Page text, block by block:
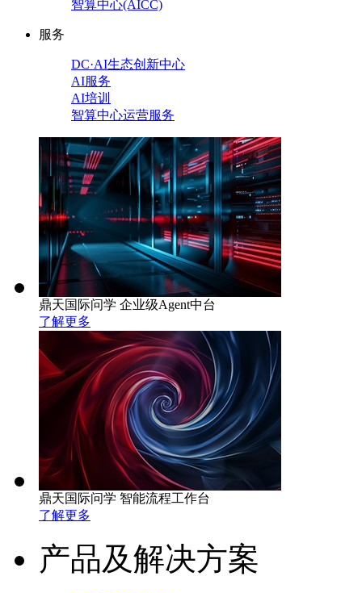
智算中心(AICC)
服务
DC·AI生态创新中心
AI服务
AI培训
智算中心运营服务
鼎天国际问学 企业级Agent中台
了解更多
鼎天国际问学 智能流程工作台
了解更多
产品及解决方案